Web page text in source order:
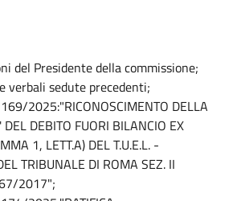
del Presidente della commissione;
verbali sedute precedenti;
2025:"RICONOSCIMENTO DELLA
DEL DEBITO FUORI BILANCIO EX
1, LETT.A) DEL T.U.E.L. -
TRIBUNALE DI ROMA SEZ. II
2017";